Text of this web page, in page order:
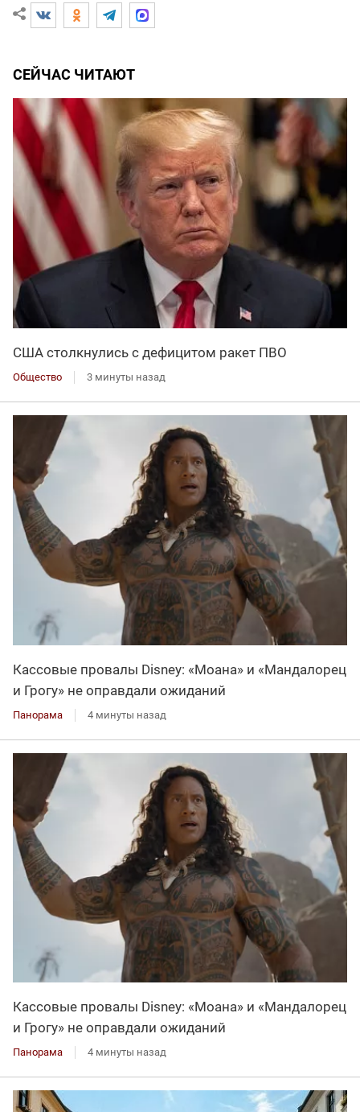
СЕЙЧАС ЧИТАЮТ
США столкнулись с дефицитом ракет ПВО
Общество 3 минуты назад
Кассовые провалы Disney: «Моана» и «Мандалорец
и Грогу» не оправдали ожиданий
Панорама 4 минуты назад
Кассовые провалы Disney: «Моана» и «Мандалорец
и Грогу» не оправдали ожиданий
Панорама 4 минуты назад